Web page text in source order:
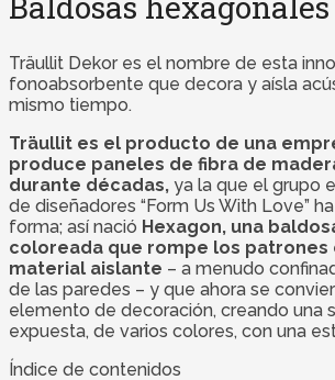
Träullit Dekor es el nombre de esta
fonoabsorbente que decora y aísla
mismo tiempo.
Träullit es el producto de una
produce paneles de fibra de
durante décadas, ya la que el grupo
de diseñadores “Form Us With Love”
forma; así nació Hexagon, una
coloreada que rompe los patrones
material aislante – a menudo
de las paredes – y que ahora se
elemento de decoración, creando una
expuesta, de varios colores, con una
Índice de contenidos